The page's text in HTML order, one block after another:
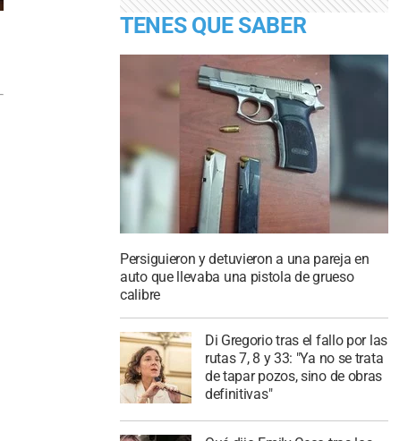
TENES QUE SABER
Persiguieron y detuvieron a una pareja en
auto que llevaba una pistola de grueso
calibre
Di Gregorio tras el fallo por las
rutas 7, 8 y 33: "Ya no se trata
de tapar pozos, sino de obras
definitivas"